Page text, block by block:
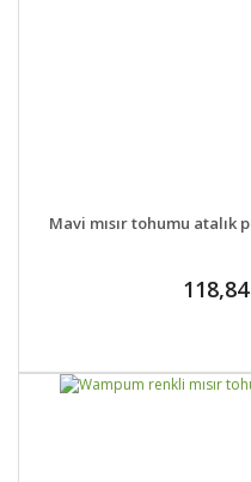
DETAYLAR
Mavi mısır tohumu atalık